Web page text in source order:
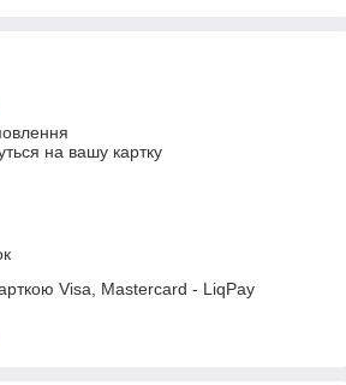
на вашу картку
Visa, Mastercard - LiqPay